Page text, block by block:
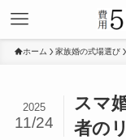
ホーム 家族婚の式場選び
スマ
者の
2025
11/24